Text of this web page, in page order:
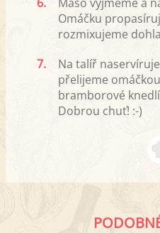
Omáčku
rozmixujeme
7.
Na talíř
přelijeme
bramborové
Dobrou chuť! :-)